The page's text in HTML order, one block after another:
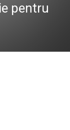
pentru